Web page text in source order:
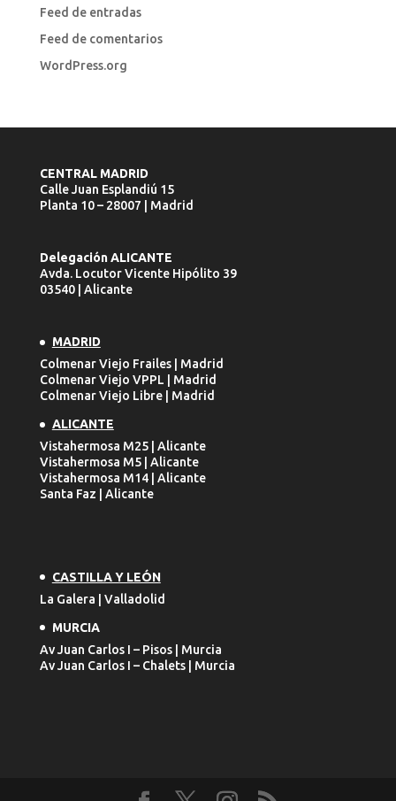
Feed de entradas
Feed de comentarios
WordPress.org
CENTRAL MADRID
Calle Juan Esplandiú 15
Planta 10 – 28007 | Madrid
Delegación ALICANTE
Avda. Locutor Vicente Hipólito 39
03540 | Alicante
MADRID
Colmenar Viejo Frailes | Madrid
Colmenar Viejo VPPL | Madrid
Colmenar Viejo Libre | Madrid
ALICANTE
Vistahermosa M25 | Alicante
Vistahermosa M5 | Alicante
Vistahermosa M14 | Alicante
Santa Faz | Alicante
CASTILLA Y LEÓN
La Galera | Valladolid
MURCIA
Av Juan Carlos I – Pisos | Murcia
Av Juan Carlos I – Chalets | Murcia